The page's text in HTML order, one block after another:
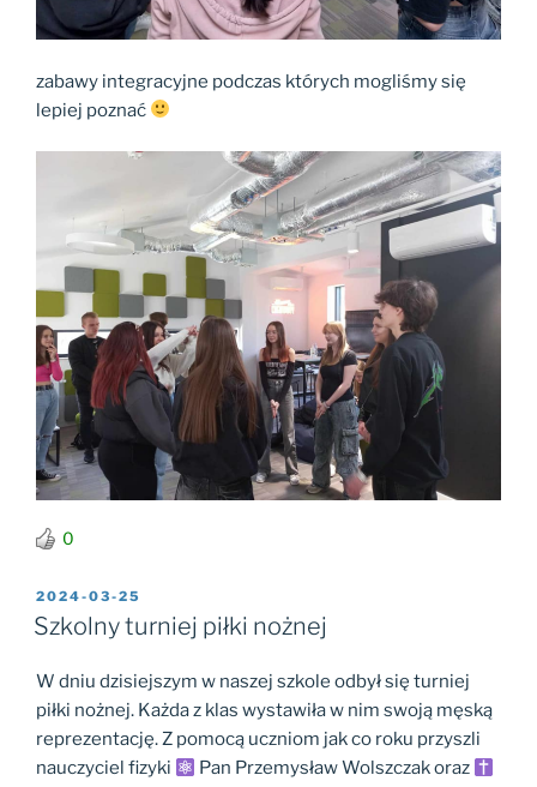
zabawy integracyjne podczas których mogliśmy się
lepiej poznać
0
OPUBLIKOWANE
W
2024-03-25
Szkolny turniej piłki nożnej
W dniu dzisiejszym w naszej szkole odbył się turniej
piłki nożnej. Każda z klas wystawiła w nim swoją męską
reprezentację. Z pomocą uczniom jak co roku przyszli
nauczyciel fizyki
Pan Przemysław Wolszczak oraz